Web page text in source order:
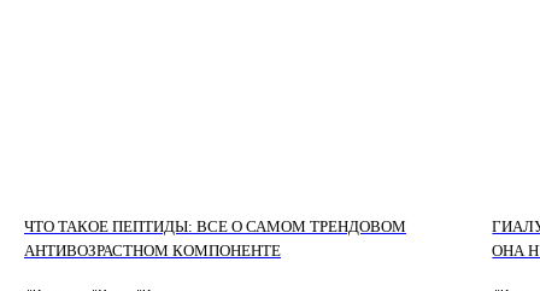
ЧТО ТАКОЕ ПЕПТИДЫ: ВСЕ О САМОМ ТРЕНДОВОМ
АНТИВОЗРАСТНОМ КОМПОНЕНТЕ
ОНА